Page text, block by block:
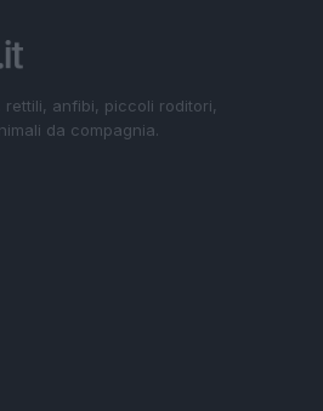
anfibi, piccoli roditori,
da compagnia.